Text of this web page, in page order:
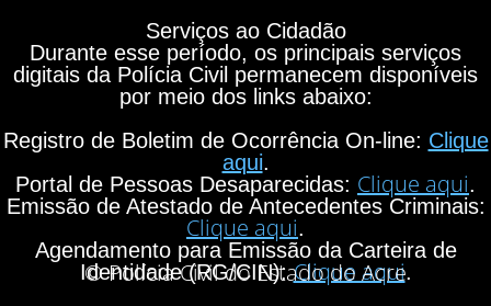
Serviços ao Cidadão
Durante esse período, os principais serviços
digitais da Polícia Civil permanecem disponíveis
por meio dos links abaixo:
Registro de Boletim de Ocorrência On-line: Clique
aqui.
Portal de Pessoas Desaparecidas: Clique aqui.
Emissão de Atestado de Antecedentes Criminais:
Clique aqui.
Agendamento para Emissão da Carteira de
Identidade (RG/CIN):Clique aqui.
© Polícia Civil do Estado do Acre